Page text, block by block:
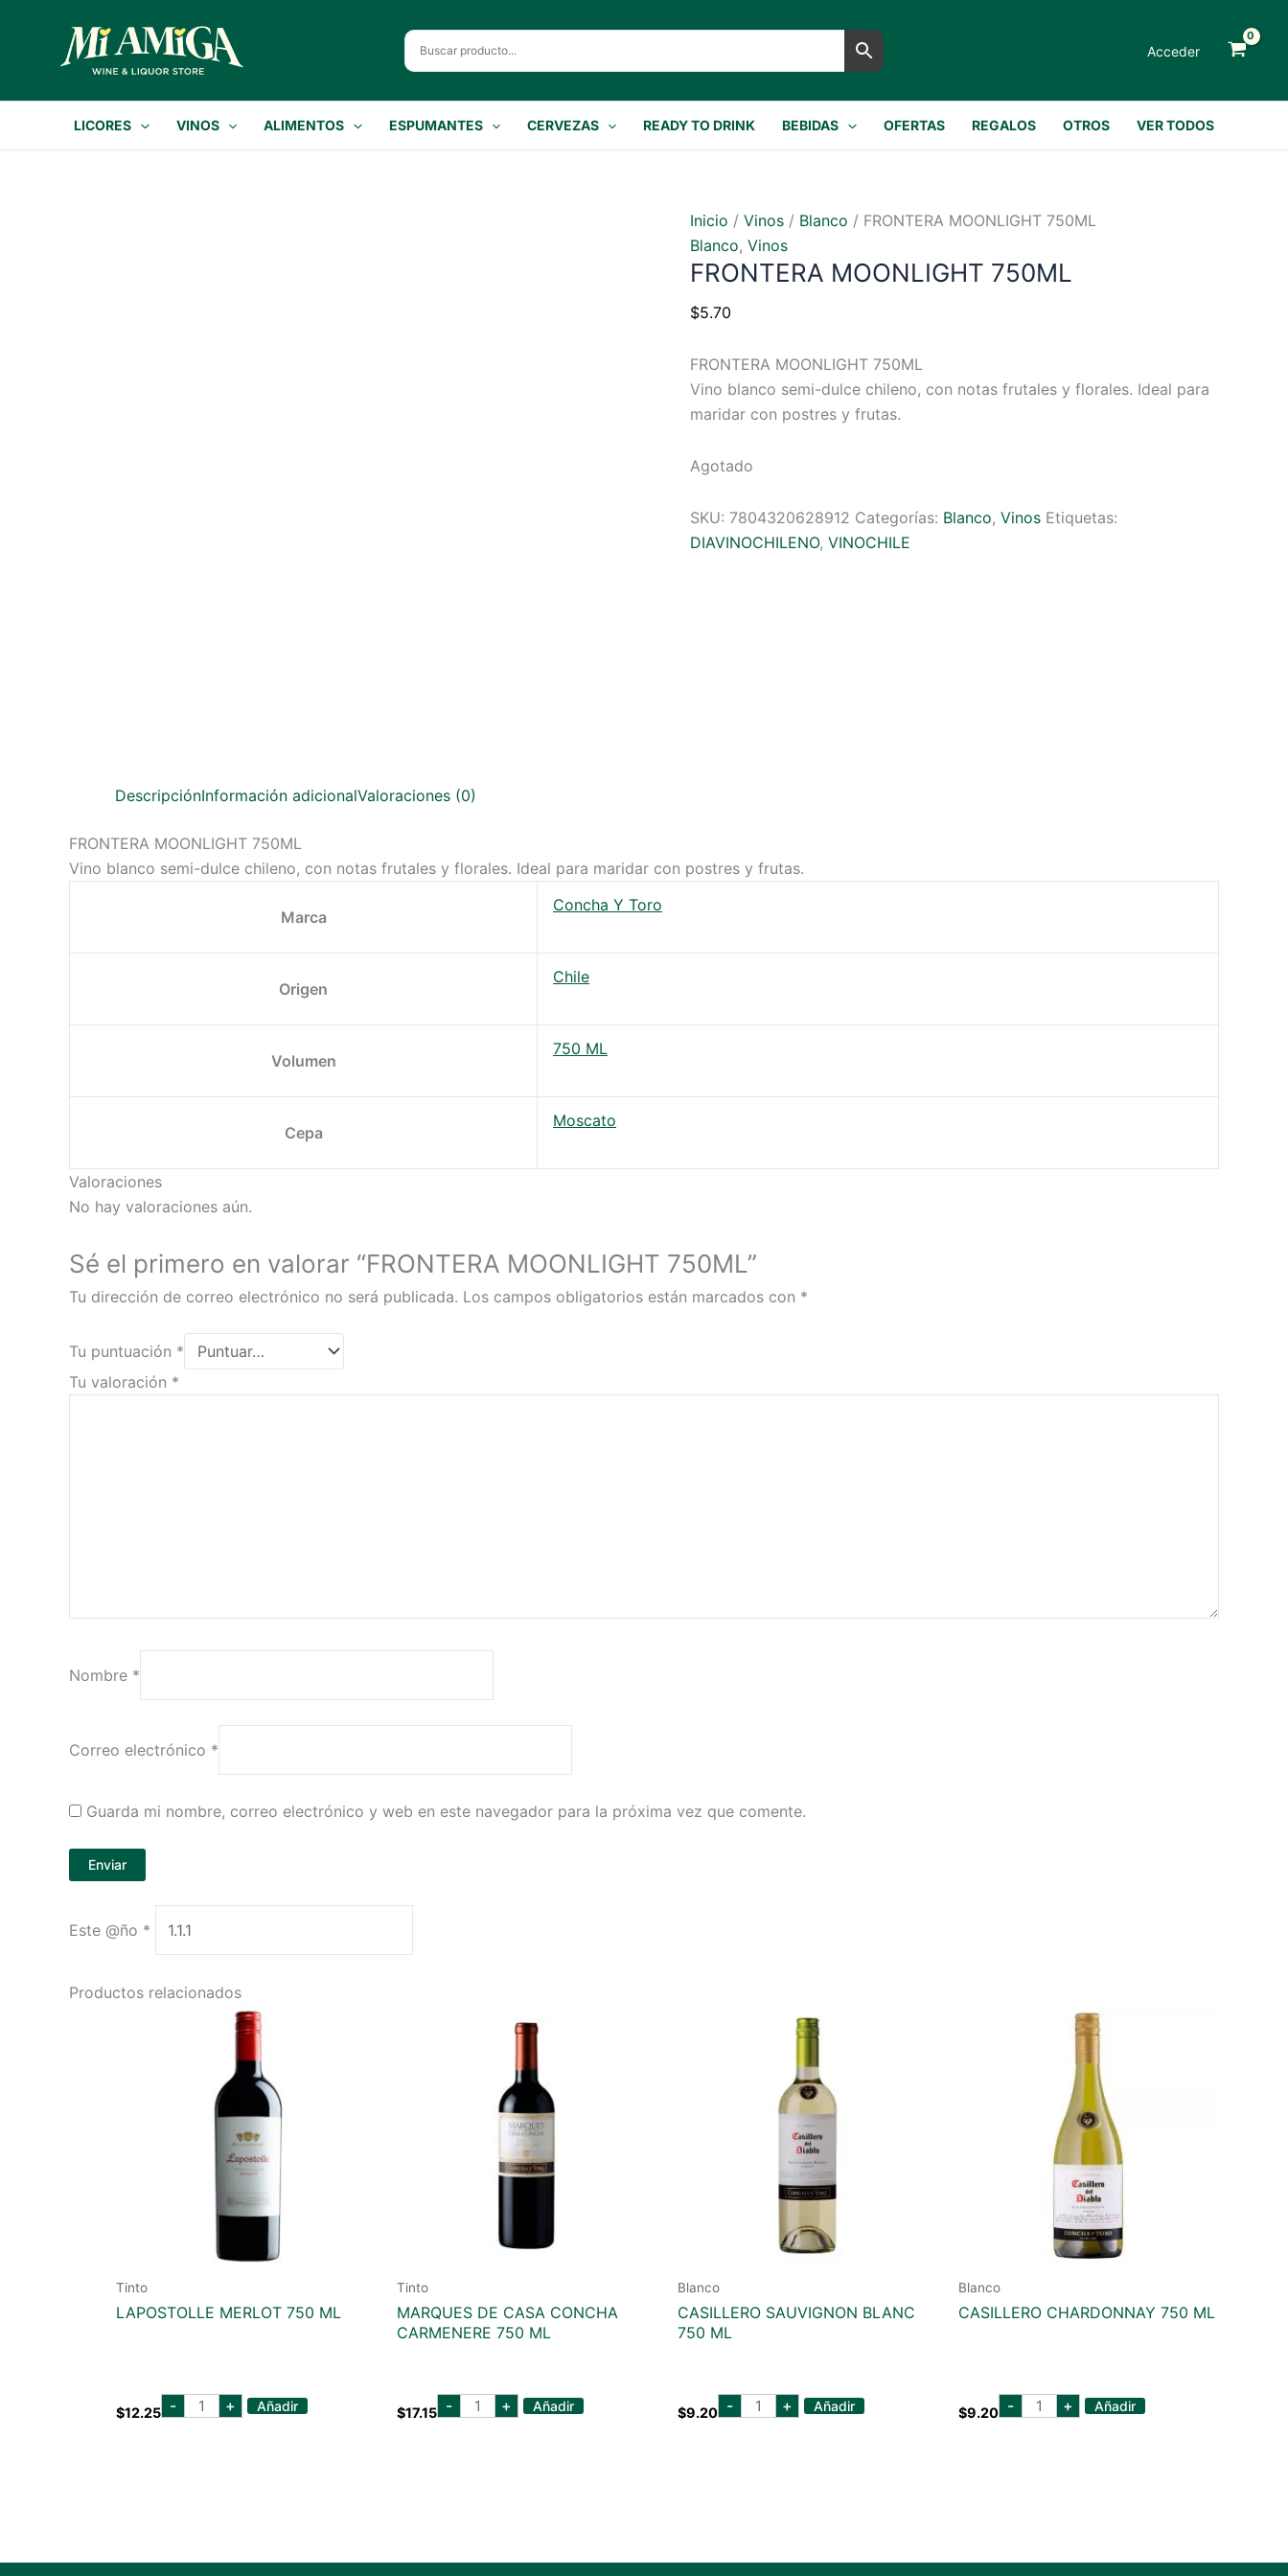
contenido
Acceder
LICORES VINOS ALIMENTOS ESPUMANTES CERVEZAS READY TO DRINK BEBIDAS OFERTAS REGALOS OTROS VER TODOS
Inicio / Vinos / Blanco / FRONTERA MOONLIGHT 750ML
Blanco, Vinos
FRONTERA MOONLIGHT 750ML
$5.70
FRONTERA MOONLIGHT 750ML
Vino blanco semi-dulce chileno, con notas frutales y florales. Ideal para
maridar con postres y frutas.
Agotado
SKU: 7804320628912 Categorías: Blanco, Vinos Etiquetas:
DIAVINOCHILENO, VINOCHILE
DescripciónInformación adicionalValoraciones (0)
FRONTERA MOONLIGHT 750ML
Vino blanco semi-dulce chileno, con notas frutales y florales. Ideal para maridar con postres y frutas.
Marca
Concha Y Toro
Origen
Chile
Volumen
750 ML
Cepa
Moscato
Valoraciones
No hay valoraciones aún.
Sé el primero en valorar “FRONTERA MOONLIGHT 750ML”
Tu dirección de correo electrónico no será publicada. Los campos obligatorios están marcados con *
Tu puntuación *
Tu valoración *
Nombre *
Correo electrónico *
Guarda mi nombre, correo electrónico y web en este navegador para la próxima vez que comente.
Este @ño *
Productos relacionados
Tinto
LAPOSTOLLE MERLOT 750 ML
$12.25 - lapostolle
merlot
+ Añadir
Tinto
MARQUES DE CASA CONCHA
CARMENERE 750 ML
$17.15 - marques
de
+ Añadir
Blanco
CASILLERO SAUVIGNON BLANC
750 ML
$9.20 - CASILLERO
SAUVIGNON
+ Añadir
Blanco
CASILLERO CHARDONNAY 750 ML
$9.20 - CASILLERO
CHARDONNAY
+ Añadir